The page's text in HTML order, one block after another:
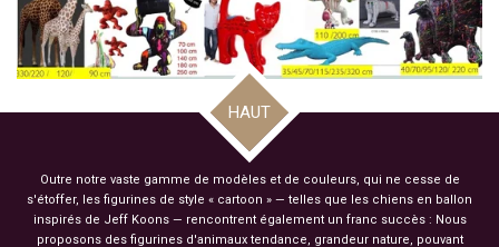
HAUT
Outre notre vaste gamme de modèles et de couleurs, qui ne cesse de
s'étoffer, les figurines de style « cartoon » — telles que les chiens en ballon
inspirés de Jeff Koons — rencontrent également un franc succès : Nous
proposons des figurines d'animaux tendance, grandeur nature, pouvant